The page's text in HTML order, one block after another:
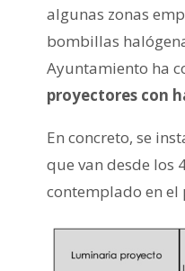
algunas zonas
bombillas
Ayuntamiento ha
proyectores con
En concreto, se
que van desde los
contemplado en el